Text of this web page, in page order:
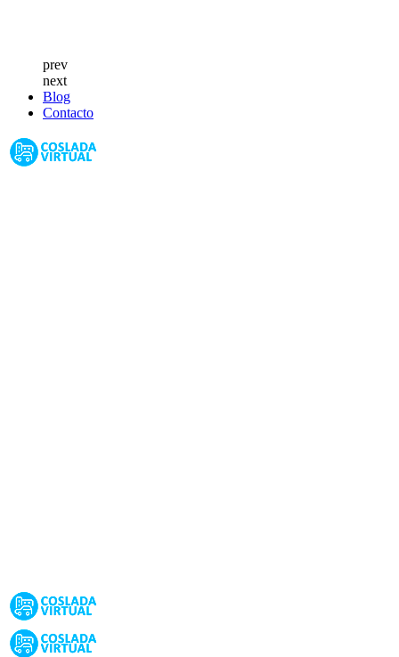
prev
next
Blog
Contacto